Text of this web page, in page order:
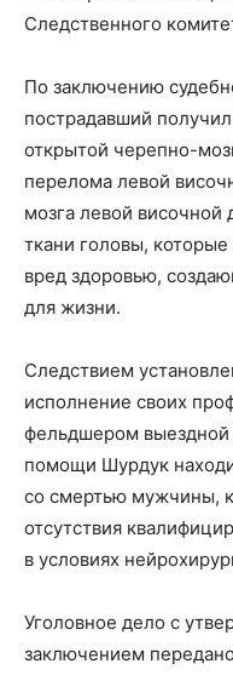
Следственного
По заключению
пострадавший
открытой черепно-
перелома левой
мозга левой височной
ткани головы,
вред здоровью,
для жизни.
Следствием
исполнение своих
фельдшером
помощи Шурдук
со смертью мужчины,
отсутствия
в условиях
Уголовное дело с
заключением